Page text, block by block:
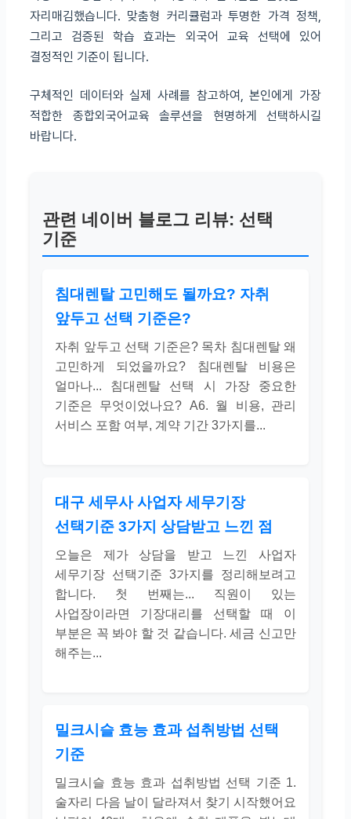
자리매김했습니다. 맞춤형 커리큘럼과 투명한 가격 정책,
그리고 검증된 학습 효과는 외국어 교육 선택에 있어
결정적인 기준이 됩니다.
구체적인 데이터와 실제 사례를 참고하여, 본인에게 가장
적합한 종합외국어교육 솔루션을 현명하게 선택하시길
바랍니다.
관련 네이버 블로그 리뷰: 선택
기준
침대렌탈 고민해도 될까요? 자취
앞두고 선택 기준은?
자취 앞두고 선택 기준은? 목차 침대렌탈 왜
고민하게 되었을까요? 침대렌탈 비용은
얼마나... 침대렌탈 선택 시 가장 중요한
기준은 무엇이었나요? A6. 월 비용, 관리
서비스 포함 여부, 계약 기간 3가지를...
대구 세무사 사업자 세무기장
선택기준 3가지 상담받고 느낀 점
오늘은 제가 상담을 받고 느낀 사업자
세무기장 선택기준 3가지를 정리해보려고
합니다. 첫 번째는... 직원이 있는
사업장이라면 기장대리를 선택할 때 이
부분은 꼭 봐야 할 것 같습니다. 세금 신고만
해주는...
밀크시슬 효능 효과 섭취방법 선택
기준
밀크시슬 효능 효과 섭취방법 선택 기준 1.
술자리 다음 날이 달라져서 찾기 시작했어요